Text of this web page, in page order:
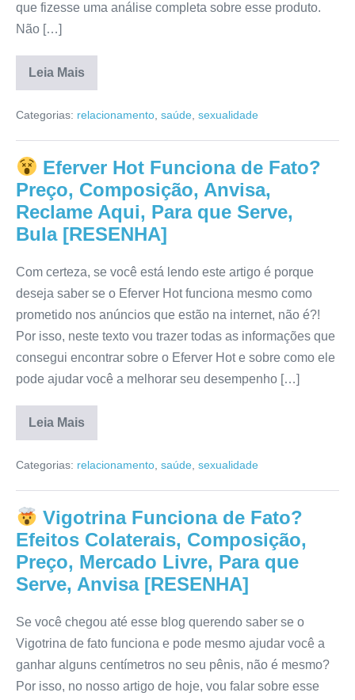
que fizesse uma análise completa sobre esse produto.
Não […]
Leia Mais
Big
Caps
de
Onde
Comprar,
Reclame
Aqui,
Anvisa,
Preço,
Composição,
Livre
[RESENHA]
Categorias: relacionamento saúde sexualidade
Eferver Hot Funciona de Fato?
Preço, Composição, Anvisa,
Reclame Aqui, Para que Serve,
Bula [RESENHA]
Com certeza, se você está lendo este artigo é porque
deseja saber se o Eferver Hot funciona mesmo como
prometido nos anúncios que estão na internet, não é?!
Por isso, neste texto vou trazer todas as informações que
consegui encontrar sobre o Eferver Hot e sobre como ele
pode ajudar você a melhorar seu desempenho […]
Leia Mais
Eferver
Funciona
Fato?
Composição,
Anvisa,
Reclame
Aqui,
Para
que
Serve,
[RESENHA]
Categorias: relacionamento saúde sexualidade
Vigotrina Funciona de Fato?
Efeitos Colaterais, Composição,
Preço, Mercado Livre, Para que
Serve, Anvisa [RESENHA]
Se você chegou até esse blog querendo saber se o
Vigotrina de fato funciona e pode mesmo ajudar você a
ganhar alguns centímetros no seu pênis, não é mesmo?
Por isso, no nosso artigo de hoje, vou falar sobre esse